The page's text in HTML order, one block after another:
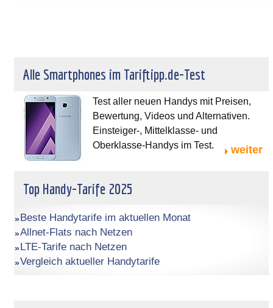
Alle Smartphones im Tariftipp.de-Test
Test aller neuen Handys mit Preisen,
Bewertung, Videos und Alternativen.
Einsteiger-, Mittelklasse- und
Oberklasse-Handys im Test.
weiter
Top Handy-Tarife 2025
Beste Handytarife im aktuellen Monat
Allnet-Flats nach Netzen
LTE-Tarife nach Netzen
Vergleich aktueller Handytarife